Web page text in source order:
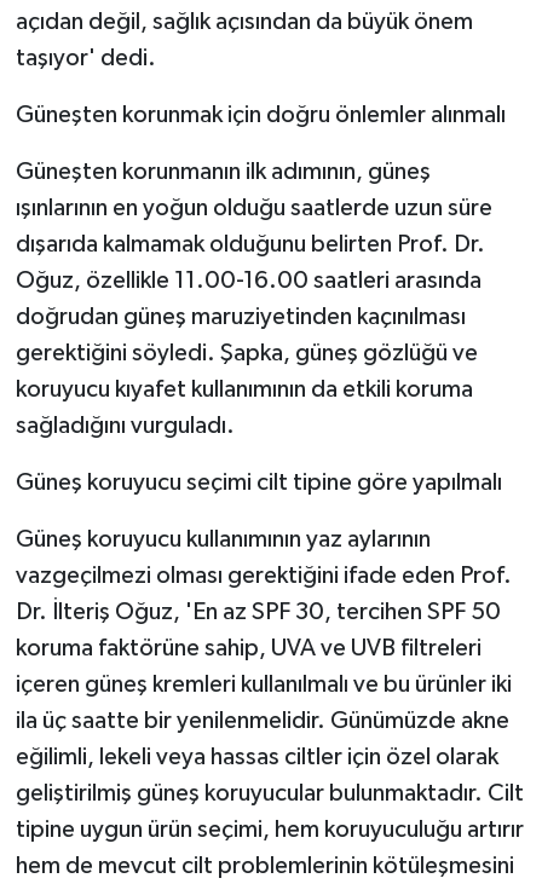
açıdan değil, sağlık açısından da büyük önem
taşıyor' dedi.
Güneşten korunmak için doğru önlemler alınmalı
Güneşten korunmanın ilk adımının, güneş
ışınlarının en yoğun olduğu saatlerde uzun süre
dışarıda kalmamak olduğunu belirten Prof. Dr.
Oğuz, özellikle 11.00-16.00 saatleri arasında
doğrudan güneş maruziyetinden kaçınılması
gerektiğini söyledi. Şapka, güneş gözlüğü ve
koruyucu kıyafet kullanımının da etkili koruma
sağladığını vurguladı.
Güneş koruyucu seçimi cilt tipine göre yapılmalı
Güneş koruyucu kullanımının yaz aylarının
vazgeçilmezi olması gerektiğini ifade eden Prof.
Dr. İlteriş Oğuz, 'En az SPF 30, tercihen SPF 50
koruma faktörüne sahip, UVA ve UVB filtreleri
içeren güneş kremleri kullanılmalı ve bu ürünler iki
ila üç saatte bir yenilenmelidir. Günümüzde akne
eğilimli, lekeli veya hassas ciltler için özel olarak
geliştirilmiş güneş koruyucular bulunmaktadır. Cilt
tipine uygun ürün seçimi, hem koruyuculuğu artırır
hem de mevcut cilt problemlerinin kötüleşmesini